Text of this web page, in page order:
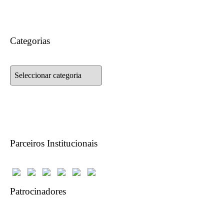
Categorias
Categorias
Parceiros Institucionais
Patrocinadores